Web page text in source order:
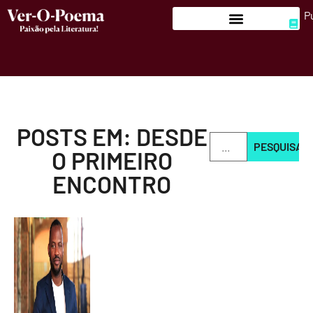
POSTS EM: DESDE
O PRIMEIRO
ENCONTRO
PESQUISAR